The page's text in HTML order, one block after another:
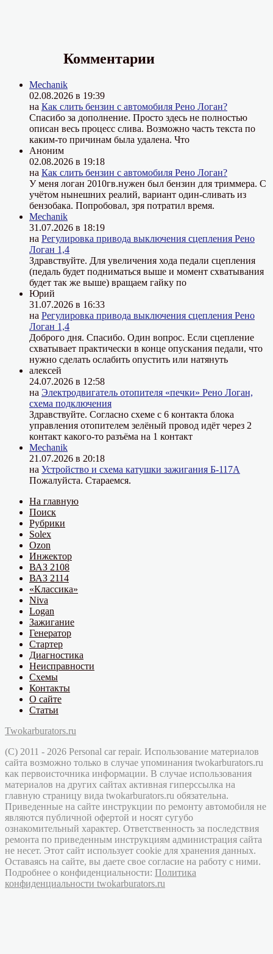
Комментарии
Mechanik
02.08.2026 в 19:39
на Как слить бензин с автомобиля Рено Логан?
Спасибо за дополнение. Просто здесь не полностью
описан весь процесс слива. Возможно часть текста по
каким-то причинам была удалена. Что
Аноним
02.08.2026 в 19:18
на Как слить бензин с автомобиля Рено Логан?
У меня логан 2010гв.нужен был бензин для триммера. С
учётом нынешних реалий, вариант один-сливать из
бензобака. Попробовал, зря потратил время.
Mechanik
31.07.2026 в 18:19
на Регулировка привода выключения сцепления Рено
Логан 1,4
Здравствуйте. Для увеличения хода педали сцепления
(педаль будет подниматься выше и момент схватывания
будет так же выше) вращаем гайку по
Юрий
31.07.2026 в 16:33
на Регулировка привода выключения сцепления Рено
Логан 1,4
Доброго дня. Спасибо. Один вопрос. Если сцепление
схватывает практически в конце опускания педали, что
нужно сделать ослабить опустить или натянуть
алексей
24.07.2026 в 12:58
на Электродвигатель отопителя «печки» Рено Логан,
схема подключения
Здравствуйте. Согласно схеме с 6 контакта блока
управления отопителем зелёный провод идёт через 2
контакт какого-то разъёма на 1 контакт
Mechanik
21.07.2026 в 20:18
на Устройство и схема катушки зажигания Б-117А
Пожалуйста. Стараемся.
На главную
Поиск
Рубрики
Solex
Ozon
Инжектор
ВАЗ 2108
ВАЗ 2114
«Классика»
Niva
Logan
Зажигание
Генератор
Стартер
Диагностика
Неисправности
Схемы
Контакты
О сайте
Статьи
Twokarburators.ru
(C) 2011 - 2026 Personal car repair. Использование материалов
сайта возможно только в случае упоминания twokarburators.ru
как первоисточника информации. В случае использования
материалов на других сайтах активная гиперссылка на
главную страницу вида twokarburators.ru обязательна.
Приведенные на сайте инструкции по ремонту автомобиля не
являются публичной офертой и носят сугубо
ознакомительный характер. Ответственность за последствия
ремонта по приведенным инструкциям администрация сайта
не несет. Этот сайт использует cookie для хранения данных.
Оставаясь на сайте, вы даете свое согласие на работу с ними.
Подробнее о конфиденциальности: Политика
конфиденциальности twokarburators.ru